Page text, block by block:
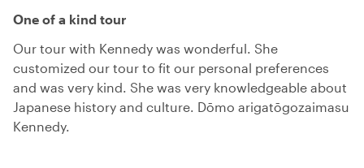
One of a kind tour
Our tour with Kennedy was wonderful. She
customized our tour to fit our personal preferences
and was very kind. She was very knowledgeable about
Japanese history and culture. Dōmo arigatōgozaimasu
Kennedy.